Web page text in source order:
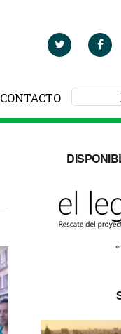
CONTACTO